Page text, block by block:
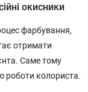
окисники
фарбування,
отримати
Саме тому
роботи колориста.